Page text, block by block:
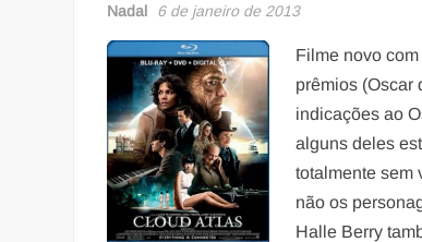
Nadal 6 de janeiro de 2013
Filme novo
prêmios (Oscar
indicações ao
alguns deles
totalmente sem
não os
Halle Berry